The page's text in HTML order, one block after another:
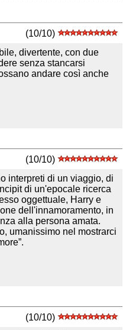
(10/10)
divertente, con due
senza stancarsi
andare così anche
(10/10)
interpreti di un viaggio, di
di un'epocale ricerca
oggettuale, Harry e
dell'innamoramento, in
alla persona amata.
umanissimo nel mostrarci
(10/10)